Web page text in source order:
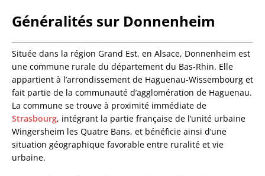
Généralités sur Donnenheim
Située dans la région Grand Est, en Alsace, Donnenheim est
une commune rurale du département du Bas-Rhin. Elle
appartient à l’arrondissement de Haguenau-Wissembourg et
fait partie de la communauté d’agglomération de Haguenau.
La commune se trouve à proximité immédiate de
Strasbourg, intégrant la partie française de l’unité urbaine
Wingersheim les Quatre Bans, et bénéficie ainsi d’une
situation géographique favorable entre ruralité et vie
urbaine.